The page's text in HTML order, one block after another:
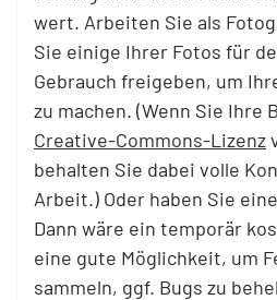
wert. Arbeiten Sie als
Sie einige Ihrer Fotos für
Gebrauch freigeben, um
zu machen. (Wenn Sie Ihre
Creative-Commons-Lizenz
behalten Sie dabei volle
Arbeit.) Oder haben Sie
Dann wäre ein temporär
eine gute Möglichkeit, um
sammeln, ggf. Bugs zu